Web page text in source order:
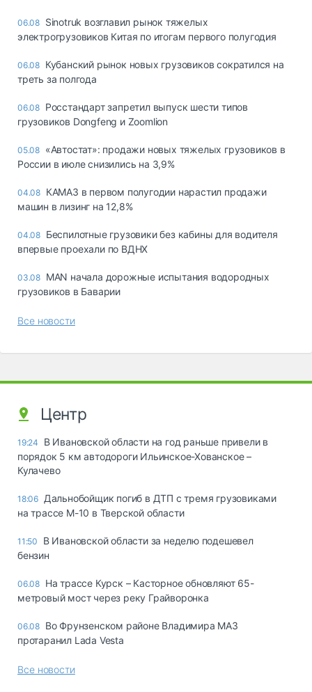
06.08 Sinotruk возглавил рынок тяжелых
электрогрузовиков Китая по итогам первого полугодия
06.08 Кубанский рынок новых грузовиков сократился на
треть за полгода
06.08 Росстандарт запретил выпуск шести типов
грузовиков Dongfeng и Zoomlion
05.08 «Автостат»: продажи новых тяжелых грузовиков в
России в июле снизились на 3,9%
04.08 КАМАЗ в первом полугодии нарастил продажи
машин в лизинг на 12,8%
04.08 Беспилотные грузовики без кабины для водителя
впервые проехали по ВДНХ
03.08 MAN начала дорожные испытания водородных
грузовиков в Баварии
Все новости
Центр
19:24
В Ивановской области на год раньше привели в
порядок 5 км автодороги Ильинское-Хованское –
Кулачево
18:06 Дальнобойщик погиб в ДТП с тремя грузовиками
на трассе М-10 в Тверской области
11:50
В Ивановской области за неделю подешевел
бензин
06.08 На трассе Курск – Касторное обновляют 65-
метровый мост через реку Грайворонка
06.08 Во Фрунзенском районе Владимира МАЗ
протаранил Lada Vesta
Все новости